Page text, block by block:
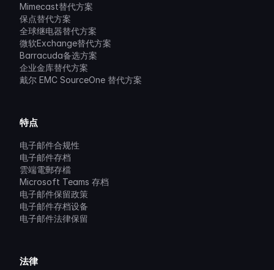
Mimecast替代方案
保点替代方案
全球继电器替代方案
微软Exchange替代方案
Barracuda备选方案
企业金库替代方案
戴尔 EMC SourceOne 替代方案
特点
电子邮件合规性
电子邮件存档
雲端電郵存檔
Microsoft Teams 存档
电子邮件保留政策
电子邮件存档设备
电子邮件法律保留
法律